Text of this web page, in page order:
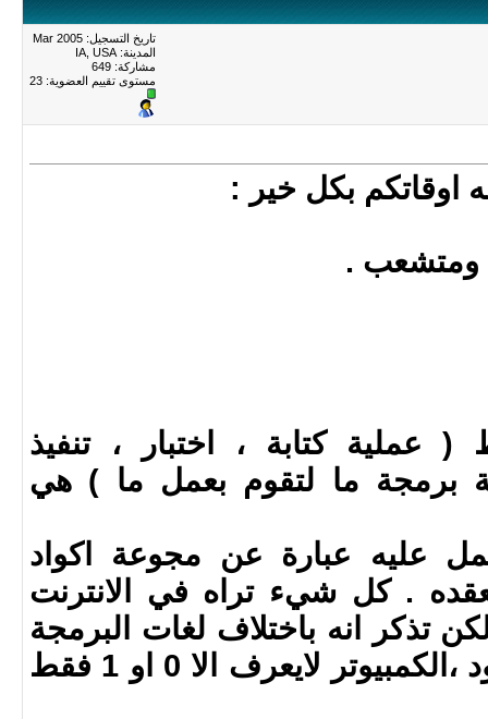
تاريخ التسجيل: Mar 2005
المدينة: IA, USA
مشاركة: 649
مستوى تقييم العضوية: 23
اوقاتكم بكل خير :
ومتشعب .
( عملية كتابة ، اختبار ، تنفيذ
برمجة ما لتقوم بعمل ما ) هي
عليه عبارة عن مجوعة اكواد
. كل شيء تراه في الانترنت
تذكر انه باختلاف لغات البرمجة
المستخدمة في كتابة الكود ،الكمبيوتر لايعرف الا 0 او 1 فقط